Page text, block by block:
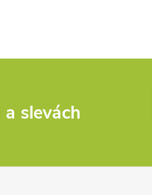
a slevách